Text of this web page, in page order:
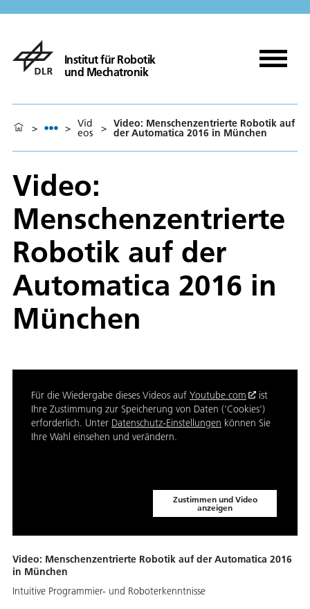
Institut für Robotik
und Mechatronik
> > Vid
eos > Video: Menschenzentrierte Robotik auf
der Automatica 2016 in München
Video:
Menschenzentrierte
Robotik auf der
Automatica 2016 in
München
Für die Wiedergabe dieses Videos auf Youtube.com
ist
Ihre Zustimmung zur Speicherung von Daten ('Cookies')
erforderlich. Unter Datenschutz-Einstellungen können Sie
Ihre Wahl einsehen und verändern.
Zustimmen und Video
anzeigen
Video: Menschenzentrierte Robotik auf der Automatica 2016
in München
Intuitive Programmier- und Roboterkenntnisse